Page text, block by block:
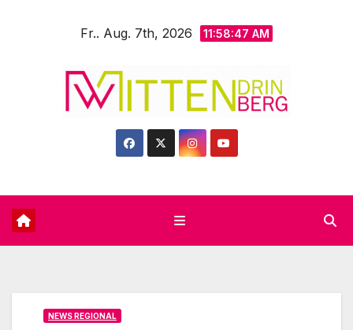
Fr.. Aug. 7th, 2026 11:58:49 AM
NEWS REGIONAL